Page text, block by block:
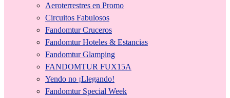
Aeroterrestres en Promo
Circuitos Fabulosos
Fandomtur Cruceros
Fandomtur Hoteles & Estancias
Fandomtur Glamping
FANDOMTUR FUX15A
Yendo no ¡Llegando!
Fandomtur Special Week